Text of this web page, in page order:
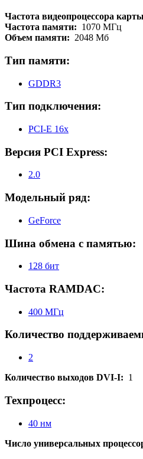
Частота видеопроцессора
Частота памяти: 1070 МГц
Объем памяти: 2048 Мб
Тип памяти:
GDDR3
Тип подключения:
PCI-E 16x
Версия PCI Express:
2.0
Модельный ряд:
GeForce
Шина обмена с памятью:
128 бит
Частота RAMDAC:
400 МГц
Количество
2
Количество выходов DVI-I: 1
Техпроцесс:
40 нм
Число универсальных